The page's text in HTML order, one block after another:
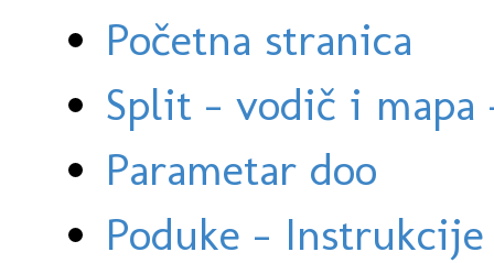
Početna stranica
Split - vodič i
Parametar doo
Poduke -